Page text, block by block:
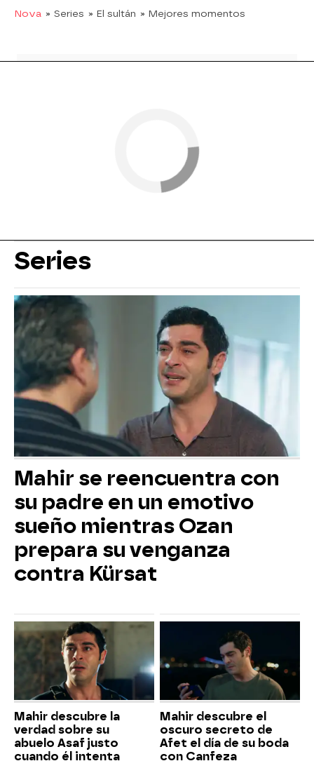
Nova » Series » El sultán » Mejores momentos
Series
Mahir se reencuentra con
su padre en un emotivo
sueño mientras Ozan
prepara su venganza
contra Kürsat
Mahir descubre la
verdad sobre su
abuelo Asaf justo
cuando él intenta
Mahir descubre el
oscuro secreto de
Afet el día de su boda
con Canfeza